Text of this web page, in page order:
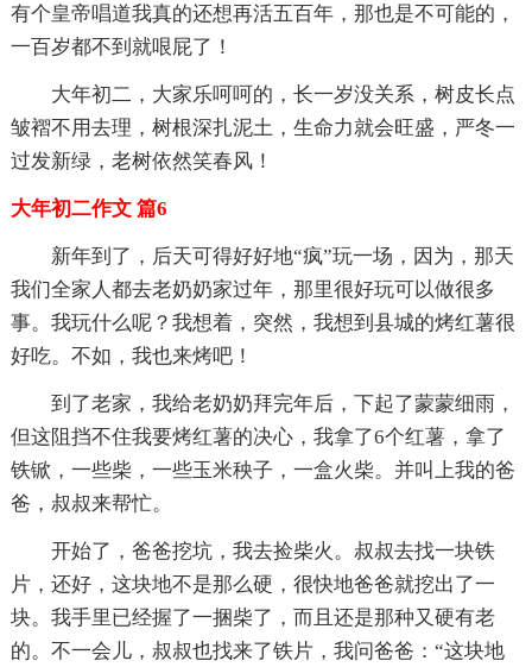
有个皇帝唱道我真的还想再活五百年，那也是不可能的，
一百岁都不到就哏屁了！
大年初二，大家乐呵呵的，长一岁没关系，树皮长点
皱褶不用去理，树根深扎泥土，生命力就会旺盛，严冬一
过发新绿，老树依然笑春风！
大年初二作文 篇6
新年到了，后天可得好好地“疯”玩一场，因为，那天
我们全家人都去老奶奶家过年，那里很好玩可以做很多
事。我玩什么呢？我想着，突然，我想到县城的烤红薯很
好吃。不如，我也来烤吧！
到了老家，我给老奶奶拜完年后，下起了蒙蒙细雨，
但这阻挡不住我要烤红薯的决心，我拿了6个红薯，拿了
铁锨，一些柴，一些玉米秧子，一盒火柴。并叫上我的爸
爸，叔叔来帮忙。
开始了，爸爸挖坑，我去捡柴火。叔叔去找一块铁
片，还好，这块地不是那么硬，很快地爸爸就挖出了一
块。我手里已经握了一捆柴了，而且还是那种又硬有老
的。不一会儿，叔叔也找来了铁片，我问爸爸：“这块地